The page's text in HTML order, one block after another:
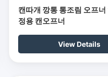
캔따개 깡통 통조림 오프너
정용 캔오프너
View Details